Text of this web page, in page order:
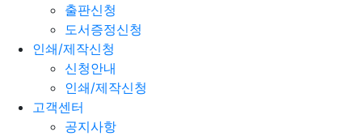
출판신청
도서증정신청
인쇄/제작신청
신청안내
인쇄/제작신청
고객센터
공지사항